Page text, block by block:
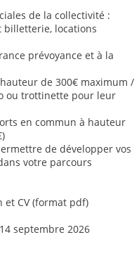
de la collectivité :
billetterie, locations
prévoyance et à la
de 300€ maximum /
ou trottinette pour leur
en commun à hauteur
de développer vos
votre parcours
et CV (format pdf)
septembre 2026